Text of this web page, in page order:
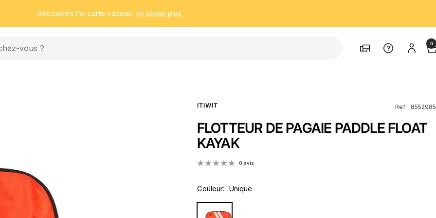
Découvrez l'e-carte cadeau En savoir plus
MagasinsSupport 0
ITIWIT
FLOTTEUR DE PAGAIE PADDLE FLOAT
KAYAK
0 avis
Ref: 8552985
Couleur: Unique